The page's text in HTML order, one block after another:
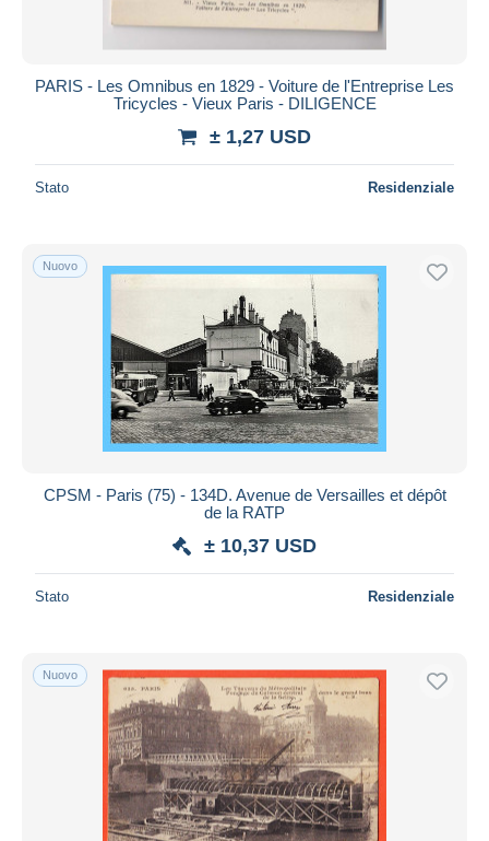
PARIS - Les Omnibus en 1829 - Voiture de l'Entreprise Les
Tricycles - Vieux Paris - DILIGENCE
± 1,27 USD
Stato Residenziale
Nuovo
CPSM - Paris (75) - 134D. Avenue de Versailles et dépôt
de la RATP
± 10,37 USD
Stato Residenziale
Nuovo